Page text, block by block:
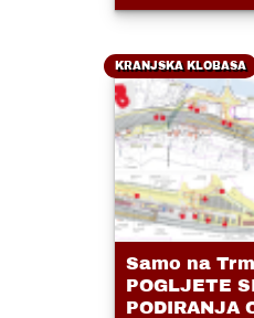
KRANJSKA KLOBASA
Samo na
POGLJETE
PODIRANJA